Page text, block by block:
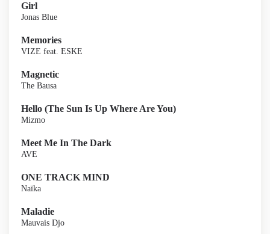
Girl
Jonas Blue
Memories
VIZE feat. ESKE
Magnetic
The Bausa
Hello (The Sun Is Up Where Are You)
Mizmo
Meet Me In The Dark
AVE
ONE TRACK MIND
Naïka
Maladie
Mauvais Djo